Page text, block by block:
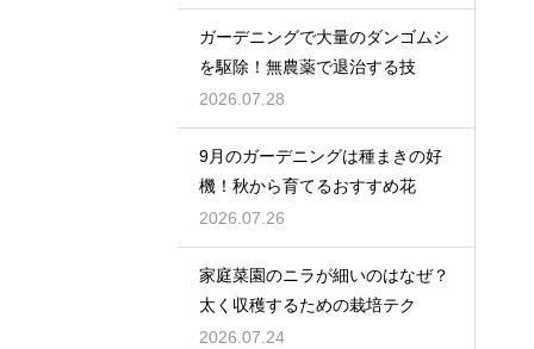
ガーデニングで大量のダンゴムシ
を駆除！無農薬で退治する技
2026.07.28
9月のガーデニングは種まきの好
機！秋から育てるおすすめ花
2026.07.26
家庭菜園のニラが細いのはなぜ？
太く収穫するための栽培テク
2026.07.24